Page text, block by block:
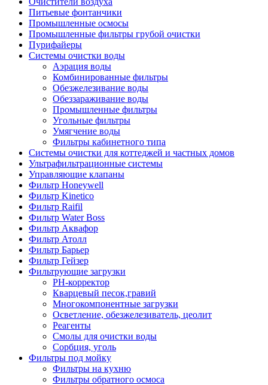
Питьевые фонтанчики
Промышленные осмосы
Промышленные фильтры грубой очистки
Пурифайеры
Системы очистки воды
Аэрация воды
Комбинированные фильтры
Обезжелезивание воды
Обеззараживание воды
Промышленные фильтры
Угольные фильтры
Умягчение воды
Фильтры кабинетного типа
Системы очистки для коттеджей и частных домов
Ультрафильтрационные системы
Управляющие клапаны
Фильтр Honeywell
Фильтр Kinetico
Фильтр Raifil
Фильтр Water Boss
Фильтр Аквафор
Фильтр Атолл
Фильтр Барьер
Фильтр Гейзер
Фильтрующие загрузки
PH-корректор
Кварцевый песок,гравий
Многокомпонентные загрузки
Осветление, обезжелезиватель, цеолит
Реагенты
Смолы для очистки воды
Сорбция, уголь
Фильтры под мойку
Фильтры на кухню
Фильтры обратного осмоса